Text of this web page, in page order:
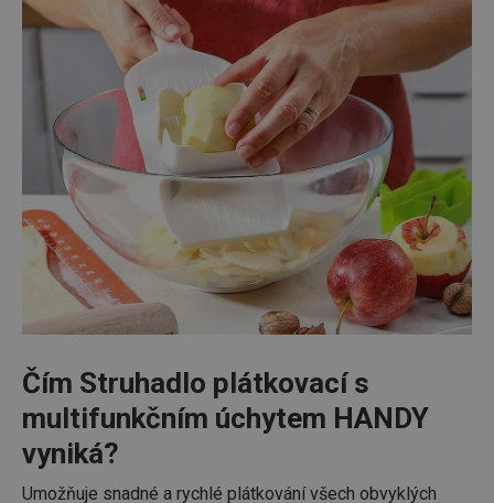
Čím Struhadlo plátkovací s
multifunkčním úchytem HANDY
vyniká?
Umožňuje snadné a rychlé plátkování všech obvyklých